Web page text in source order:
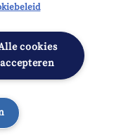
cookies
accepteren